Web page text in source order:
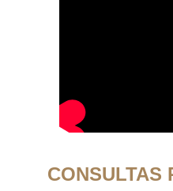
CONSULTAS